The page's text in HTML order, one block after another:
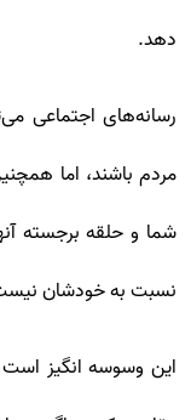
دهد.
رسانه‌های اجتماعی
مردم باشند، اما
شما و حلقه برجسته
نسبت به خودشان
این وسوسه انگیز است